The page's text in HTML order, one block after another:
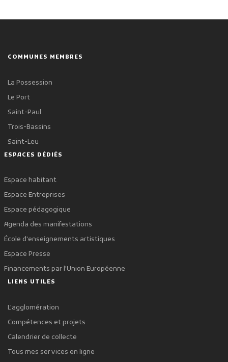
COMMUNES MEMBRES
La Possession
Le Port
Saint-Paul
Trois-Bassins
Saint-Leu
ESPACES DÉDIÉS
Espace habitant
Espace Entreprises
Espace pédagogique
Agenda des manifestations
École d'enseignements artistiques
Espace Presse
Financements par l'Union Européenne
LIENS UTILES
L'agglomération
Compétences et projets
Calendrier de collecte
Tous mes services en ligne